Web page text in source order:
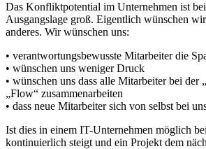
Das Konfliktpotential im Unternehmen ist bei
Ausgangslage groß. Eigentlich wünschen
anderes. Wir wünschen uns:
• verantwortungsbewusste Mitarbeiter die
• wünschen uns weniger Druck
• wünschen uns dass alle Mitarbeiter bei der
„Flow“ zusammenarbeiten
• dass neue Mitarbeiter sich von selbst bei
Ist dies in einem IT-Unternehmen möglich
kontinuierlich steigt und ein Projekt dem